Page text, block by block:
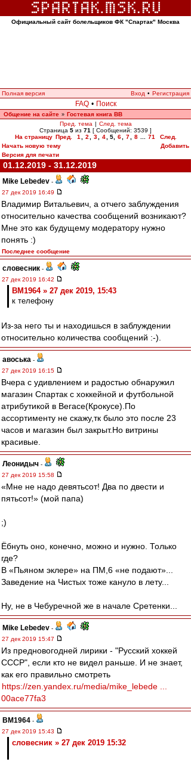
Официальный сайт болельщиков ФК "Спартак" Москва
Полная версия Вход • Регистрация
FAQ • Поиск
Общение на сайте » Гостевая книга ВВ
Пред. тема | След. тема
Страница 5 из 71 [ Сообщений: 3539 ]
На страницу Пред. 1 2 3 4 5, 6 7 8 71
След.
Начать новую тему
Добавить
Версия для печати
01.12.2019 - 31.12.2019
Mike Lebedev -
27 дек 2019 16:49
Владимир Витальевич, а отчего заблуждения
относительно качества сообщений возникают?
Мне это как будущему модератору нужно
понять :)
Последнее сообщение
словесник -
27 дек 2019 16:42
BM1964 » 27 дек 2019, 15:43
к телефону
Из-за него ты и находишься в заблуждении
относительно количества сообщений :-).
авоська -
27 дек 2019 16:15
Вчера с удивлением и радостью обнаружил
магазин Спартак с хоккейной и футбольной
атрибутикой в Вегасе(Крокусе).По
ассортименту не скажу,тк было это после 23
часов и магазин был закрыт.Но витрины
красивые.
Леонидыч -
27 дек 2019 15:58
«Мне не надо девятьсот! Два по двести и
пятьсот!» (мой папа)
;)
Ёбнуть оно, конечно, можно и нужно. Только
где?
В «Пьяном эклере» на ПМ,6 «не подают»...
Заведение на Чистых тоже кануло в лету...
Ну, не в Чебуречной же в начале Сретенки...
Mike Lebedev -
27 дек 2019 15:47
Из предновогодней лирики - "Русский хоккей
СССР", если кто не видел раньше. И не знает,
как его правильно смотреть
https://zen.yandex.ru/media/mike_lebede ...
00ace77fa3
BM1964 -
27 дек 2019 15:43
словесник » 27 дек 2019 15:32